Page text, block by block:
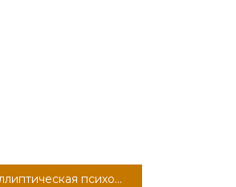
Эллиптическая психофармакология вдохновения: эмоциональный резонанс циклом Размещения расположения с внешним стимулом